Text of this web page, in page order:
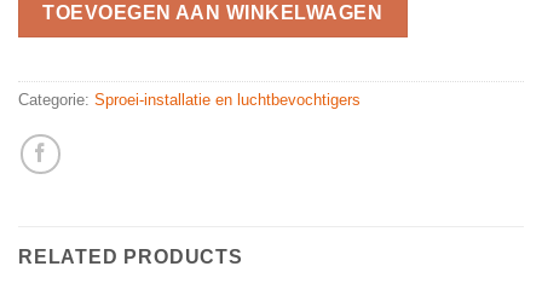
TOEVOEGEN AAN WINKELWAGEN
Categorie: Sproei-installatie en luchtbevochtigers
RELATED PRODUCTS